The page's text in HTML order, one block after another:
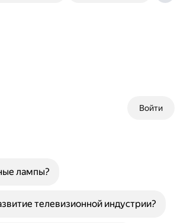
Войти
лампы?
телевизионной индустрии?